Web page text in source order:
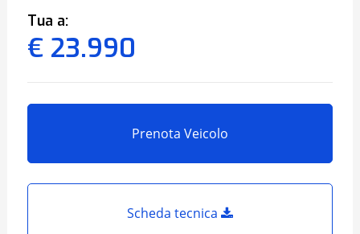
Tua a:
€ 23.990
Prenota Veicolo
Scheda tecnica